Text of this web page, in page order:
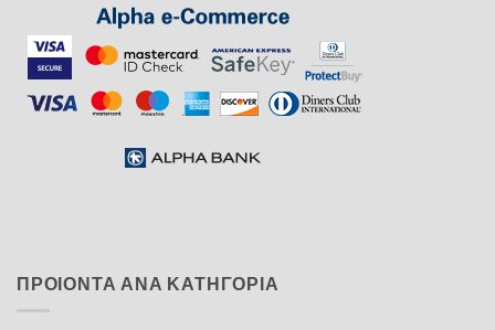
ΠΡΟΙΟΝΤΑ ΑΝΑ ΚΑΤΗΓΟΡΙΑ